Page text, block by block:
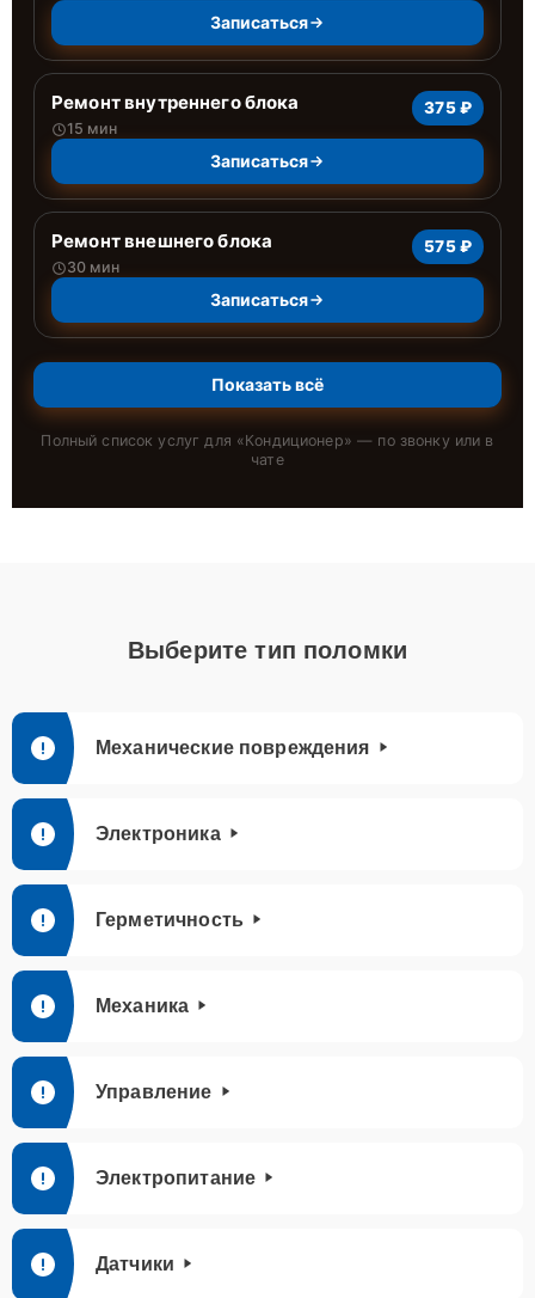
Записаться
Ремонт внутреннего блока
15 мин
375 ₽
Записаться
Ремонт внешнего блока
30 мин
575 ₽
Записаться
Показать всё
Полный список услуг для «Кондиционер» — по звонку или в
чате
Выберите тип поломки
Механические повреждения
Электроника
Герметичность
Механика
Управление
Электропитание
Датчики